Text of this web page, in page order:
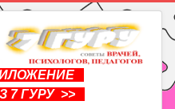
7 ГУРУ >>